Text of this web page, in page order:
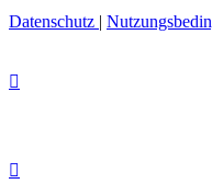
Datenschutz |